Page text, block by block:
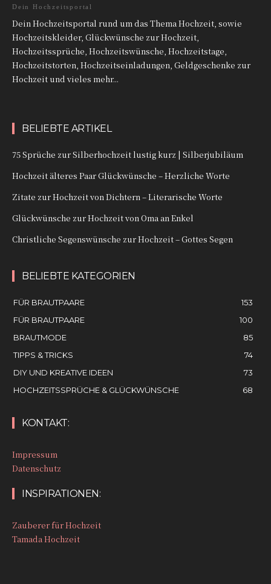
Dein Hochzeitsportal
Dein Hochzeitsportal rund um das Thema Hochzeit, sowie
Hochzeitskleider, Glückwünsche zur Hochzeit,
Hochzeitssprüche, Hochzeitswünsche, Hochzeitstage,
Hochzeitstorten, Hochzeitseinladungen, Geldgeschenke zur
Hochzeit und vieles mehr...
BELIEBTE ARTIKEL
75 Sprüche zur Silberhochzeit lustig kurz | Silberjubiläum
Hochzeit älteres Paar Glückwünsche – Herzliche Worte
Zitate zur Hochzeit von Dichtern – Literarische Worte
Glückwünsche zur Hochzeit von Oma an Enkel
Christliche Segenswünsche zur Hochzeit – Gottes Segen
BELIEBTE KATEGORIEN
FÜR BRAUTPAARE
153
FÜR BRAUTPAARE
100
BRAUTMODE
85
TIPPS & TRICKS
74
DIY UND KREATIVE IDEEN
73
HOCHZEITSSPRÜCHE & GLÜCKWÜNSCHE
68
KONTAKT:
Impressum
Datenschutz
INSPIRATIONEN:
Zauberer für Hochzeit
Tamada Hochzeit